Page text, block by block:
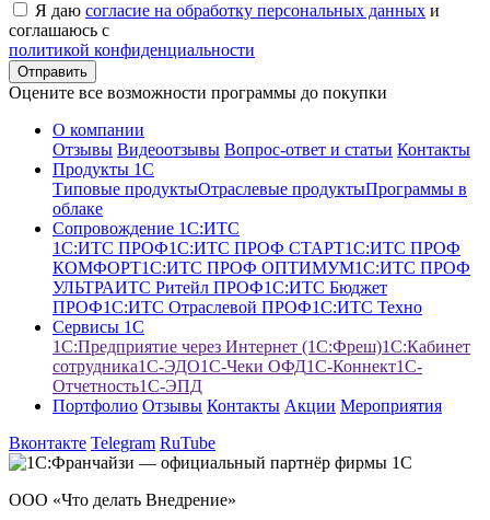
Я даю согласие на обработку персональных данных и
соглашаюсь с
политикой конфиденциальности
Оцените все возможности программы до покупки
О компании
Отзывы Видеоотзывы Вопрос-ответ и статьи Контакты
Продукты 1С
Типовые продуктыОтраслевые продуктыПрограммы в
облаке
Сопровождение 1С:ИТС
1С:ИТС ПРОФ1С:ИТС ПРОФ СТАРТ1С:ИТС ПРОФ
КОМФОРТ1С:ИТС ПРОФ ОПТИМУМ1С:ИТС ПРОФ
УЛЬТРАИТС Ритейл ПРОФ1С:ИТС Бюджет
ПРОФ1С:ИТС Отраслевой ПРОФ1С:ИТС Техно
Сервисы 1С
1С:Предприятие через Интернет (1С:Фреш)1С:Кабинет
сотрудника1С-ЭДО1С-Чеки ОФД1С‑Коннект1C-
Отчетность1С-ЭПД
Портфолио Отзывы Контакты Акции Мероприятия
Вконтакте Telegram RuTube
ООО «Что делать Внедрение»